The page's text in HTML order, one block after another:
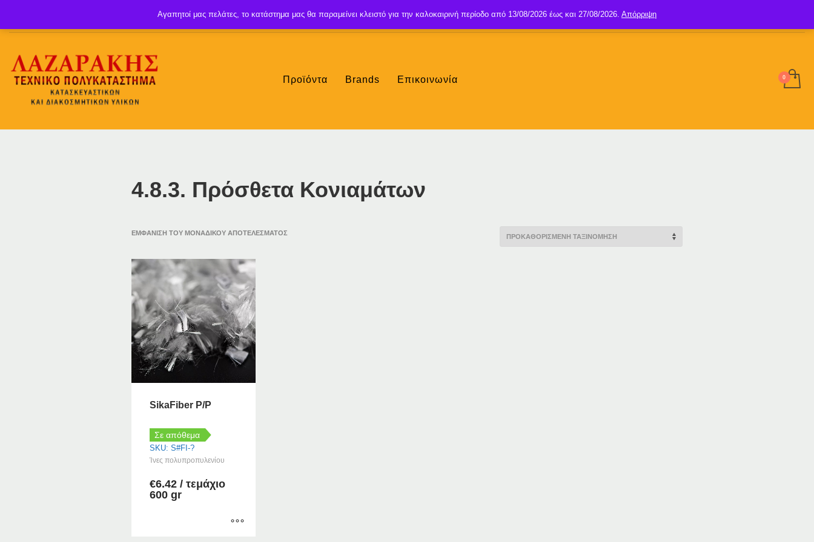
SIGN UP LOGIN
Προϊόντα Brands Επικοινωνία
4.8.3. Πρόσθετα Κονιαμάτων
ΕΜΦΆΝΙΣΗ ΤΟΥ ΜΟΝΑΔΙΚΟΎ ΑΠΟΤΕΛΈΣΜΑΤΟΣ
SikaFiber P/P
Σε απόθεμα
SKU: S#FI-?
Ίνες πολυπροπυλενίου
€6.42 / τεμάχιο
600 gr
Αγαπητοί μας πελάτες, το κατάστημα μας θα παραμείνει κλειστό για την καλοκαιρινή περίοδο από 13/08/2026 έως και 27/08/2026. Απόρριψη